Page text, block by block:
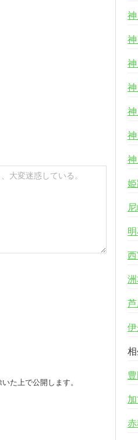
た上で公開します。